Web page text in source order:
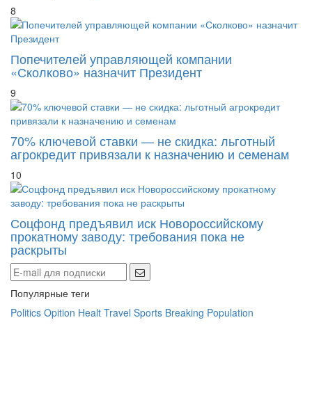
8
Попечителей управляющей компании
«Сколково» назначит Президент
9
70% ключевой ставки — не скидка: льготный
агрокредит привязали к назначению и семенам
10
Соцфонд предъявил иск Новороссийскому
прокатному заводу: требования пока не
раскрыты
Популярные теги
Politics Opition Healt Travel Sports Breaking Population